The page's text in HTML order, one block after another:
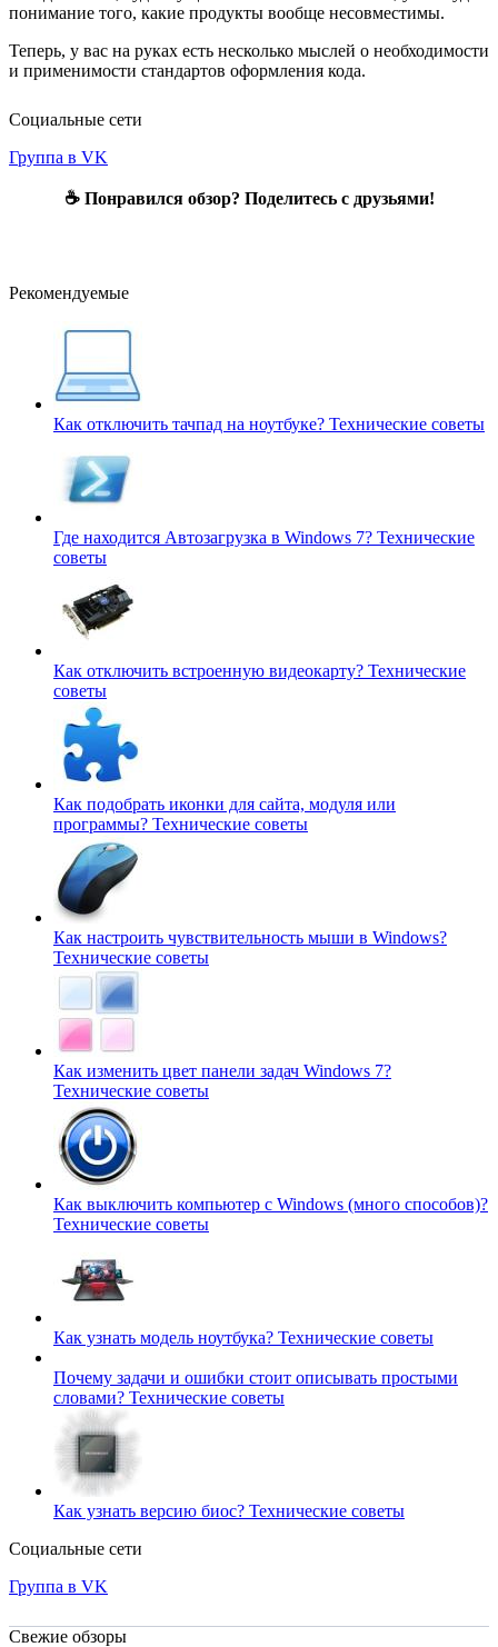
понимание того, какие продукты вообще несовместимы.
Теперь, у вас на руках есть несколько мыслей о необходимости
и применимости стандартов оформления кода.
Социальные сети
Группа в VK
☕ Понравился обзор? Поделитесь с друзьями!
Рекомендуемые
Как отключить тачпад на ноутбуке? Технические советы
Где находится Автозагрузка в Windows 7? Технические
советы
Как отключить встроенную видеокарту? Технические
советы
Как подобрать иконки для сайта, модуля или
программы? Технические советы
Как настроить чувствительность мыши в Windows?
Технические советы
Как изменить цвет панели задач Windows 7?
Технические советы
Как выключить компьютер с Windows (много способов)?
Технические советы
Как узнать модель ноутбука? Технические советы
Почему задачи и ошибки стоит описывать простыми
словами? Технические советы
Как узнать версию биос? Технические советы
Социальные сети
Группа в VK
Свежие обзоры